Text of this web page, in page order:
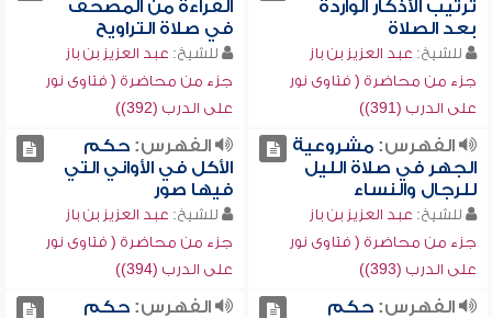
ترتيب الأذكار الواردة
بعد الصلاة
للشيخ: عبد العزيز بن باز
جزء من محاضرة ( فتاوى نور
على الدرب (391))
القراءة من المصحف
في صلاة التراويح
للشيخ: عبد العزيز بن باز
جزء من محاضرة ( فتاوى نور
على الدرب (392))
الفهرس:مشروعية
الجهر في صلاة الليل
للرجال والنساء
للشيخ: عبد العزيز بن باز
جزء من محاضرة ( فتاوى نور
على الدرب (393))
الفهرس:حكم
الأكل في الأواني التي
فيها صور
للشيخ: عبد العزيز بن باز
جزء من محاضرة ( فتاوى نور
على الدرب (394))
الفهرس:حكم
الفهرس:حكم